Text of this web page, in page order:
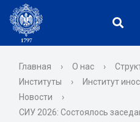
Главная › О нас ›
Институты
› Институт
Новости
›
СИУ 2026: Состоялось